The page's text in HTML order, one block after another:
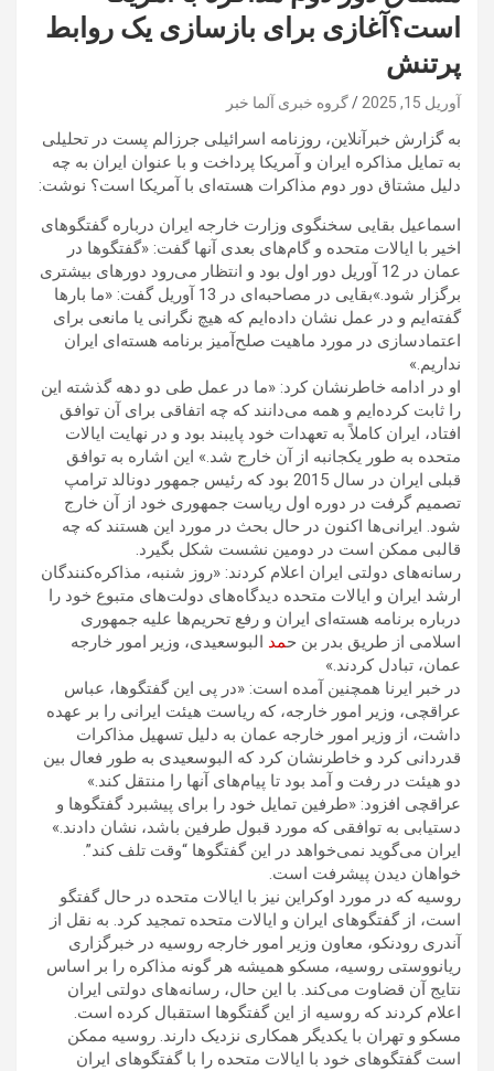
است؟آغازی برای بازسازی یک روابط
پرتنش
آوریل 15, 2025 گروه خبری آلما خبر
به گزارش خبرآنلاین، روزنامه اسرائیلی جرزالم پست در تحلیلی
به تمایل مذاکره ایران و آمریکا پرداخت و با عنوان ایران به چه
دلیل مشتاق دور دوم مذاکرات هسته‌ای با آمریکا است؟ نوشت:
اسماعیل بقایی سخنگوی وزارت خارجه ایران درباره گفتگوهای
اخیر با ایالات متحده و گام‌های بعدی آنها گفت: «گفتگوها در
عمان در 12 آوریل دور اول بود و انتظار می‌رود دورهای بیشتری
برگزار شود.»بقایی در مصاحبه‌ای در 13 آوریل گفت: «ما بارها
گفته‌ایم و در عمل نشان داده‌ایم که هیچ نگرانی یا مانعی برای
اعتمادسازی در مورد ماهیت صلح‌آمیز برنامه هسته‌ای ایران
نداریم.»
او در ادامه خاطرنشان کرد: «ما در عمل طی دو دهه گذشته این
را ثابت کرده‌ایم و همه می‌دانند که چه اتفاقی برای آن توافق
افتاد، ایران کاملاً به تعهدات خود پایبند بود و در نهایت ایالات
متحده به طور یکجانبه از آن خارج شد.» این اشاره به توافق
قبلی ایران در سال 2015 بود که رئیس جمهور دونالد ترامپ
تصمیم گرفت در دوره اول ریاست جمهوری خود از آن خارج
شود. ایرانی‌ها اکنون در حال بحث در مورد این هستند که چه
قالبی ممکن است در دومین نشست شکل بگیرد.
رسانه‌های دولتی ایران اعلام کردند: «روز شنبه، مذاکره‌کنندگان
ارشد ایران و ایالات متحده دیدگاه‌های دولت‌های متبوع خود را
درباره برنامه هسته‌ای ایران و رفع تحریم‌ها علیه جمهوری
اسلامی از طریق بدر بن حمد البوسعیدی، وزیر امور خارجه
عمان، تبادل کردند.»
در خبر ایرنا همچنین آمده است: «در پی این گفتگوها، عباس
عراقچی، وزیر امور خارجه، که ریاست هیئت ایرانی را بر عهده
داشت، از وزیر امور خارجه عمان به دلیل تسهیل مذاکرات
قدردانی کرد و خاطرنشان کرد که البوسعیدی به طور فعال بین
دو هیئت در رفت و آمد بود تا پیام‌های آنها را منتقل کند.»
عراقچی افزود: «طرفین تمایل خود را برای پیشبرد گفتگوها و
دستیابی به توافقی که مورد قبول طرفین باشد، نشان دادند.»
ایران می‌گوید نمی‌خواهد در این گفتگوها “وقت تلف کند”.
خواهان دیدن پیشرفت است.
روسیه که در مورد اوکراین نیز با ایالات متحده در حال گفتگو
است، از گفتگوهای ایران و ایالات متحده تمجید کرد. به نقل از
آندری رودنکو، معاون وزیر امور خارجه روسیه در خبرگزاری
ریانووستی روسیه، مسکو همیشه هر گونه مذاکره را بر اساس
نتایج آن قضاوت می‌کند. با این حال، رسانه‌های دولتی ایران
اعلام کردند که روسیه از این گفتگوها استقبال کرده است.
مسکو و تهران با یکدیگر همکاری نزدیک دارند. روسیه ممکن
است گفتگوهای خود با ایالات متحده را با گفتگوهای ایران